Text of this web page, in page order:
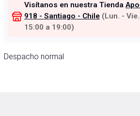
Visítanos en nuestra Tienda
918 - Santiago - Chile (Lun. -
15:00 a 19:00)
Despacho normal